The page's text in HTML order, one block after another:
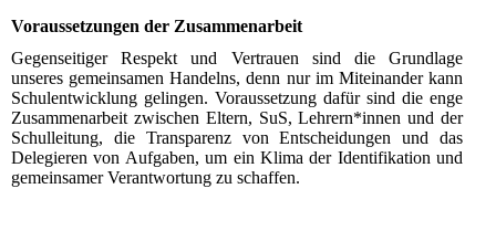
Voraussetzungen der Zusammenarbeit
Gegenseitiger Respekt und Vertrauen sind die Grundlage
unseres gemeinsamen Handelns, denn nur im Miteinander kann
Schulentwicklung gelingen. Voraussetzung dafür sind die enge
Zusammenarbeit zwischen Eltern, SuS, Lehrern*innen und der
Schulleitung, die Transparenz von Entscheidungen und das
Delegieren von Aufgaben, um ein Klima der Identifikation und
gemeinsamer Verantwortung zu schaffen.